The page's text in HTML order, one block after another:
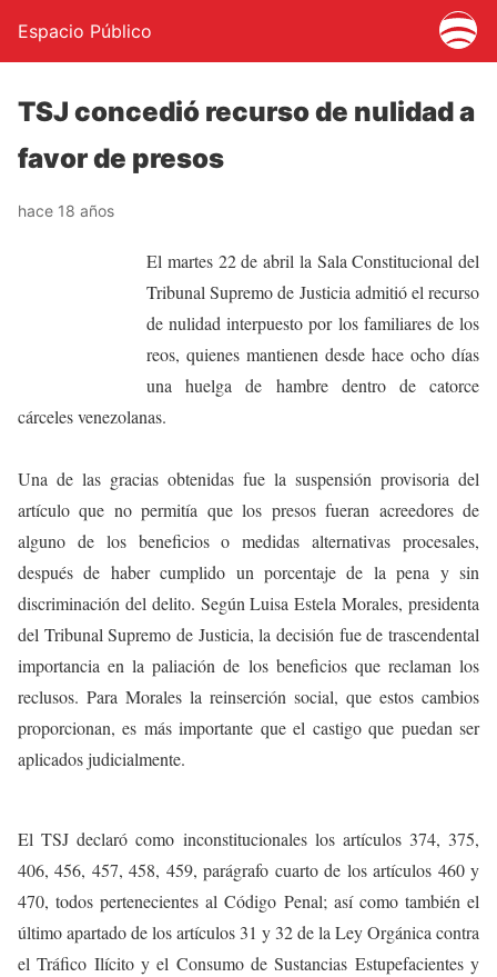
Espacio Público
TSJ concedió recurso de nulidad a
favor de presos
hace 18 años
El martes 22 de abril la Sala Constitucional del
Tribunal Supremo de Justicia admitió el recurso
de nulidad interpuesto por los familiares de los
reos, quienes mantienen desde hace ocho días
una huelga de hambre dentro de catorce
cárceles venezolanas.
Una de las gracias obtenidas fue la suspensión provisoria del
artículo que no permitía que los presos fueran acreedores de
alguno de los beneficios o medidas alternativas procesales,
después de haber cumplido un porcentaje de la pena y sin
discriminación del delito. Según Luisa Estela Morales, presidenta
del Tribunal Supremo de Justicia, la decisión fue de trascendental
importancia en la paliación de los beneficios que reclaman los
reclusos. Para Morales la reinserción social, que estos cambios
proporcionan, es más importante que el castigo que puedan ser
aplicados judicialmente.
El TSJ declaró como inconstitucionales los artículos 374, 375,
406, 456, 457, 458, 459, parágrafo cuarto de los artículos 460 y
470, todos pertenecientes al Código Penal; así como también el
último apartado de los artículos 31 y 32 de la Ley Orgánica contra
el Tráfico Ilícito y el Consumo de Sustancias Estupefacientes y